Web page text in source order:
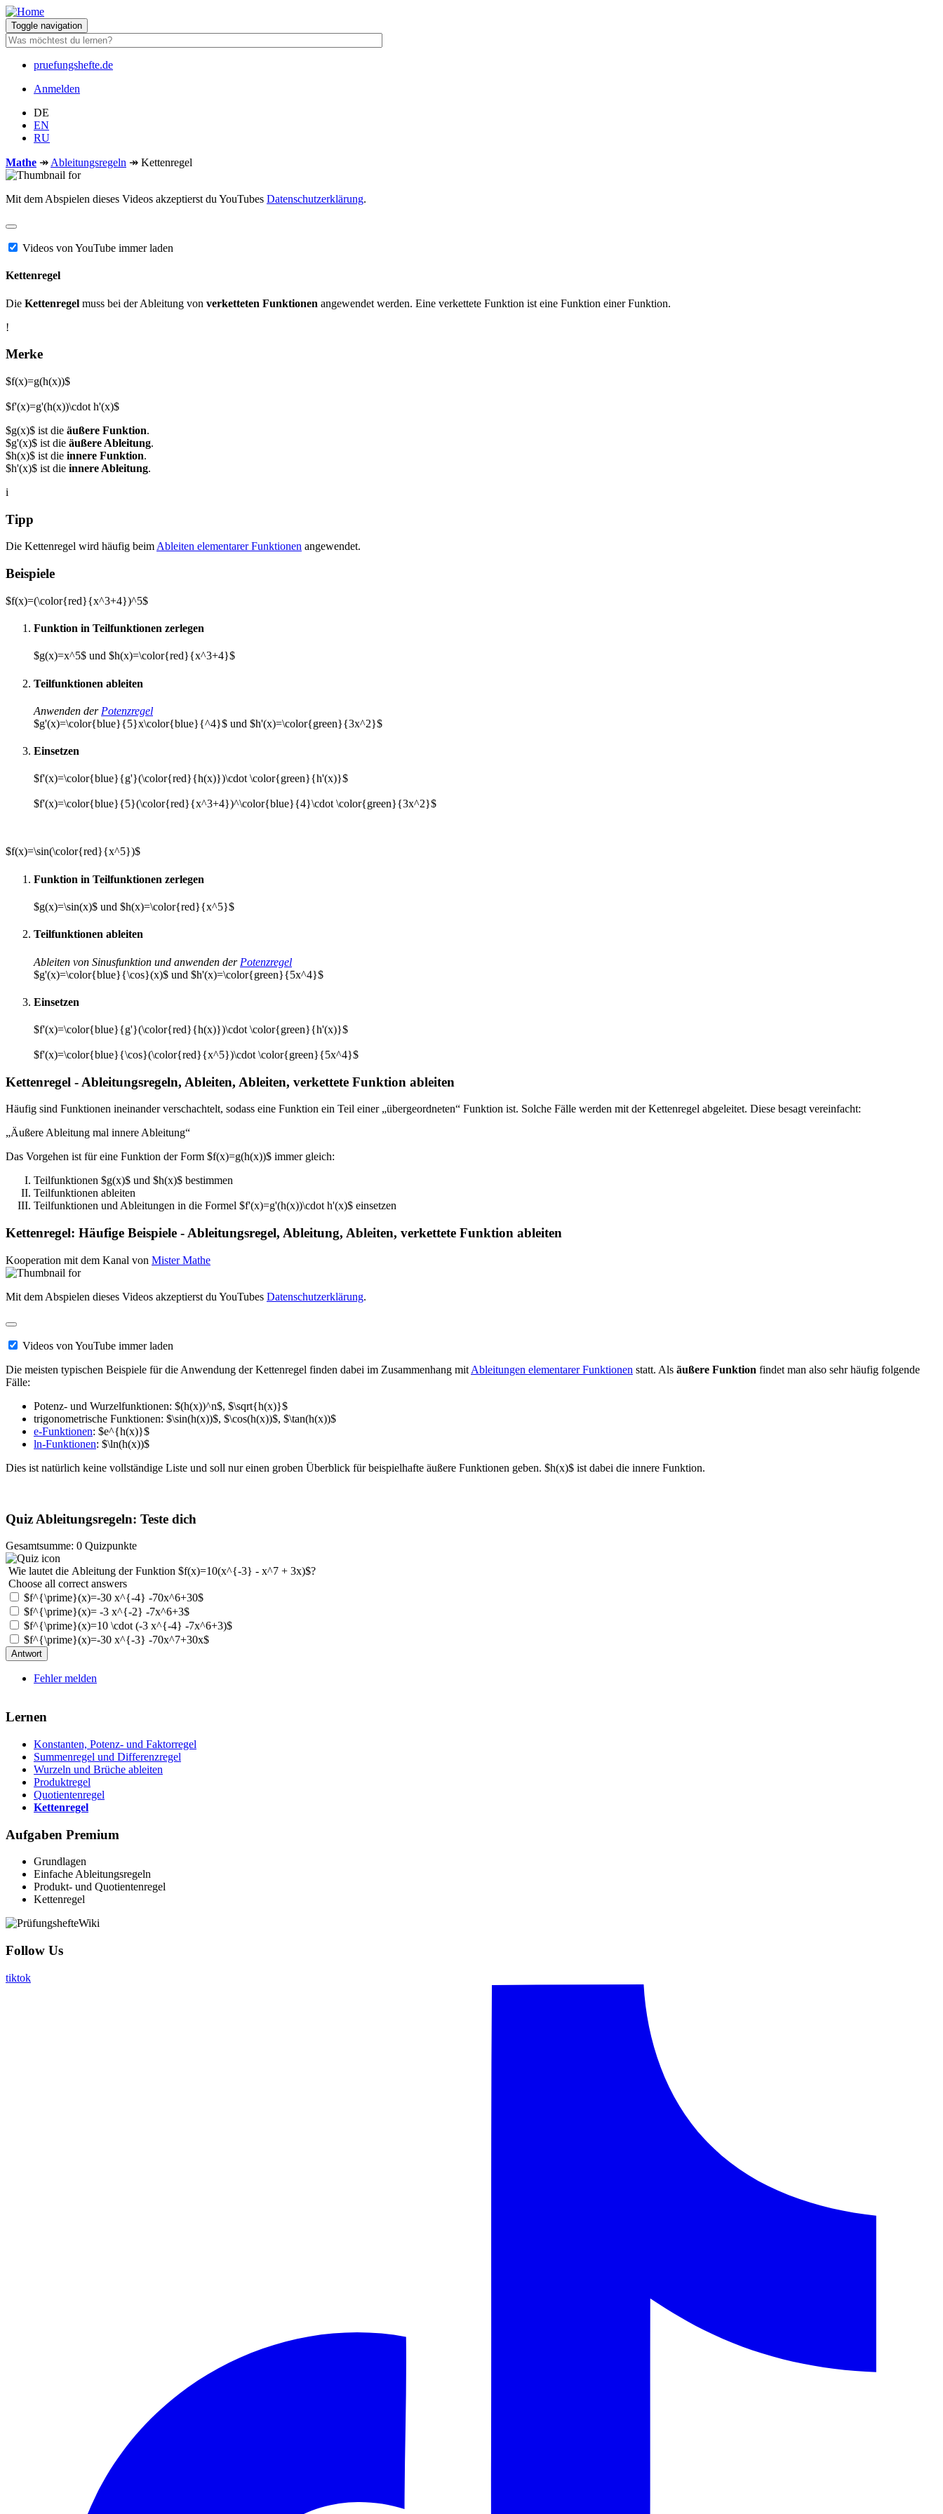
Direkt
zum
Inhalt
Toggle navigation
Hauptnavigation
pruefungshefte.de
Benutzermenü
Anmelden
DE
EN
RU
Mathe ↠ Ableitungsregeln ↠ Kettenregel
Mit dem Abspielen dieses Videos akzeptierst du YouTubes Datenschutzerklärung.
Videos von YouTube immer laden
Kettenregel
Die Kettenregel muss bei der Ableitung von verketteten Funktionen angewendet werden. Eine verkettete Funktion ist eine Funktion einer Funktion.
!
Merke
$f(x)=g(h(x))$
$f'(x)=g'(h(x))\cdot h'(x)$
$g(x)$ ist die äußere Funktion.
$g'(x)$ ist die äußere Ableitung.
$h(x)$ ist die innere Funktion.
$h'(x)$ ist die innere Ableitung.
i
Tipp
Die Kettenregel wird häufig beimAbleiten elementarer Funktionen angewendet.
Beispiele
$f(x)=(\color{red}{x^3+4})^5$
Funktion in Teilfunktionen zerlegen
$g(x)=x^5$ und $h(x)=\color{red}{x^3+4}$
Teilfunktionen ableiten
Anwenden der Potenzregel
$g'(x)=\color{blue}{5}x\color{blue}{^4}$ und $h'(x)=\color{green}{3x^2}$
Einsetzen
$f'(x)=\color{blue}{g'}(\color{red}{h(x)})\cdot \color{green}{h'(x)}$
$f'(x)=\color{blue}{5}(\color{red}{x^3+4})^\color{blue}{4}\cdot \color{green}{3x^2}$
$f(x)=\sin(\color{red}{x^5})$
Funktion in Teilfunktionen zerlegen
$g(x)=\sin(x)$ und $h(x)=\color{red}{x^5}$
Teilfunktionen ableiten
Ableiten von Sinusfunktion und anwenden der Potenzregel
$g'(x)=\color{blue}{\cos}(x)$ und $h'(x)=\color{green}{5x^4}$
Einsetzen
$f'(x)=\color{blue}{g'}(\color{red}{h(x)})\cdot \color{green}{h'(x)}$
$f'(x)=\color{blue}{\cos}(\color{red}{x^5})\cdot \color{green}{5x^4}$
Kettenregel - Ableitungsregeln, Ableiten, Ableiten, verkettete Funktion ableiten
Häufig sind Funktionen ineinander verschachtelt, sodass eine Funktion ein Teil einer „übergeordneten“ Funktion ist. Solche Fälle werden mit der Kettenregel abgeleitet. Diese besagt vereinfacht:
„Äußere Ableitung mal innere Ableitung“
Das Vorgehen ist für eine Funktion der Form $f(x)=g(h(x))$ immer gleich:
Teilfunktionen $g(x)$ und $h(x)$ bestimmen
Teilfunktionen ableiten
Teilfunktionen und Ableitungen in die Formel $f'(x)=g'(h(x))\cdot h'(x)$ einsetzen
Kettenregel: Häufige Beispiele - Ableitungsregel, Ableitung, Ableiten, verkettete Funktion ableiten
Kooperation mit dem Kanal von Mister Mathe
Mit dem Abspielen dieses Videos akzeptierst du YouTubes Datenschutzerklärung.
Videos von YouTube immer laden
Die meisten typischen Beispiele für die Anwendung der Kettenregel finden dabei im Zusammenhang mit Ableitungen elementarer Funktionen statt. Als äußere Funktion findet man also sehr häufig folgende
Fälle:
Potenz- und Wurzelfunktionen: $(h(x))^n$, $\sqrt{h(x)}$
trigonometrische Funktionen: $\sin(h(x))$, $\cos(h(x))$, $\tan(h(x))$
e-Funktionen: $e^{h(x)}$
ln-Funktionen: $\ln(h(x))$
Dies ist natürlich keine vollständige Liste und soll nur einen groben Überblick für beispielhafte äußere Funktionen geben. $h(x)$ ist dabei die innere Funktion.
Quiz Ableitungsregeln: Teste dich
Gesamtsumme: 0 Quizpunkte
Wie lautet die Ableitung der Funktion $f(x)=10(x^{-3} - x^7 + 3x)$?
Choose all correct answers
$f^{\prime}(x)=-30 x^{-4} -70x^6+30$
$f^{\prime}(x)= -3 x^{-2} -7x^6+3$
$f^{\prime}(x)=10 \cdot (-3 x^{-4} -7x^6+3)$
$f^{\prime}(x)=-30 x^{-3} -70x^7+30x$
Fehler melden
Lernen
Konstanten, Potenz- und Faktorregel
Summenregel und Differenzregel
Wurzeln und Brüche ableiten
Produktregel
Quotientenregel
Kettenregel
Aufgaben Premium
Grundlagen
Einfache Ableitungsregeln
Produkt- und Quotientenregel
Kettenregel
Follow Us
tiktok